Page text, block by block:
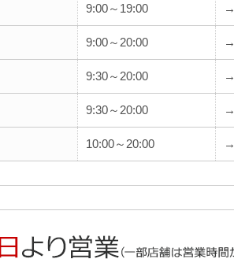
9:00～19:00
9:00～20:00
9:30～20:00
9:30～20:00
10:00～20:00